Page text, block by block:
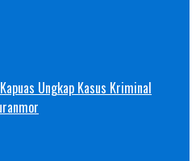
Ungkap Kasus Kriminal